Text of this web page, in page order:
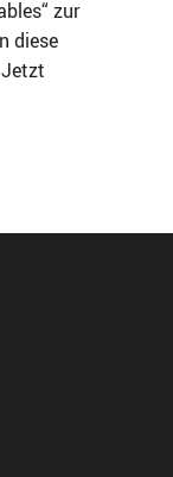
zur
diese